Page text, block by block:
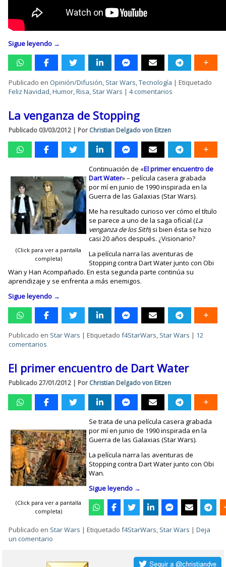
Sigue leyendo →
Publicado en Opinión/Difusión, Star Wars,Tecnología |Etiquetado
Feliz Navidad,Humor,Risa, Star Wars |4 comentarios
La venganza de Stopping
Publicado 03/03/2012 | Por Christian Delgado von Eitzen
(Click para ver a pantalla
completa)
Continuación de «El primer encuentro de
Dart Water» – película casera grabada
por mí en junio de 1990 inspirada en la
Guerra de las Galaxias (Star Wars).
Me ha resultado curioso ver cómo el título
se parece a uno de la saga oficial (La
venganza de los Sith) si bien ésta se hizo
casi 20 años después. ¿Visionario?
La película narra las aventuras de
Stopping contra Dart Water junto con Obi
Wan y Han Acompañado. En esta segunda parte continúa su
aprendizaje y se enfrenta a más enemigos.
Sigue leyendo →
Publicado en Star Wars |Etiquetado f4StarWars, Star Wars | 12
comentarios
El primer encuentro de Dart Water
Publicado 27/01/2012 | Por Christian Delgado von Eitzen
(Click para ver a pantalla
completa)
Se trata de una película casera grabada
por mí en junio de 1990 inspirada en la
Guerra de las Galaxias (Star Wars).
La película narra las aventuras de
Stopping contra Dart Water junto con Obi
Wan.
Sigue leyendo →
Publicado en Star Wars |Etiquetado f4StarWars, Star Wars |Deja
un comentario